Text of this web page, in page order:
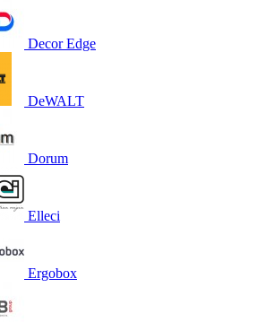
Decor Edge
DeWALT
Dorum
Elleci
Ergobox